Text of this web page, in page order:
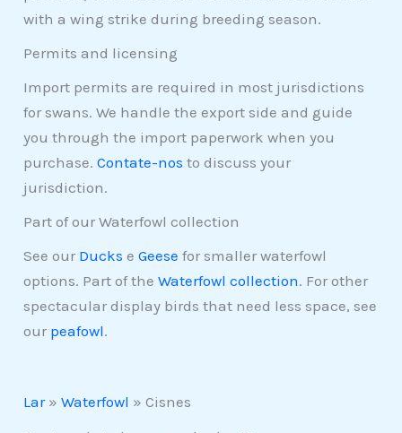
with a wing strike during breeding season.
Permits and licensing
Import permits are required in most jurisdictions
for swans. We handle the export side and guide
you through the import paperwork when you
purchase.Contate-nos to discuss your
jurisdiction.
Part of our Waterfowl collection
See our Ducks eGeese for smaller waterfowl
options. Part of theWaterfowl collection. For other
spectacular display birds that need less space, see
our peafowl.
Lar»Waterfowl »Cisnes